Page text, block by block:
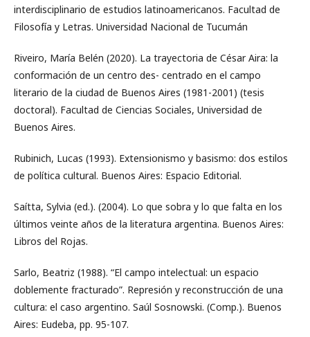
interdisciplinario de estudios latinoamericanos. Facultad de
Filosofía y Letras. Universidad Nacional de Tucumán
Riveiro, María Belén (2020). La trayectoria de César Aira: la
conformación de un centro des- centrado en el campo
literario de la ciudad de Buenos Aires (1981-2001) (tesis
doctoral). Facultad de Ciencias Sociales, Universidad de
Buenos Aires.
Rubinich, Lucas (1993). Extensionismo y basismo: dos estilos
de política cultural. Buenos Aires: Espacio Editorial.
Saítta, Sylvia (ed.). (2004). Lo que sobra y lo que falta en los
últimos veinte años de la literatura argentina. Buenos Aires:
Libros del Rojas.
Sarlo, Beatriz (1988). “El campo intelectual: un espacio
doblemente fracturado”. Represión y reconstrucción de una
cultura: el caso argentino. Saúl Sosnowski. (Comp.). Buenos
Aires: Eudeba, pp. 95-107.